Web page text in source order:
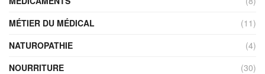
MÉTIER DU MÉDICAL
(11)
NATUROPATHIE
(4)
NOURRITURE
(30)